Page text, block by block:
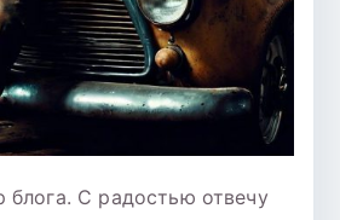
блога. С радостью отвечу